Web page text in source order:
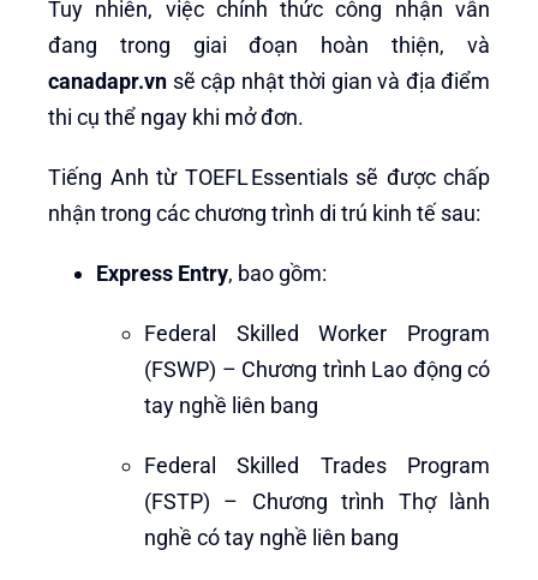
Tuy nhiên, việc chính thức công nhận vẫn
đang trong giai đoạn hoàn thiện, và
canadapr.vn sẽ cập nhật thời gian và địa điểm
thi cụ thể ngay khi mở đơn.
Tiếng Anh từ TOEFL Essentials sẽ được chấp
nhận trong các chương trình di trú kinh tế sau:
Express Entry, bao gồm:
Federal Skilled Worker Program
(FSWP) – Chương trình Lao động có
tay nghề liên bang
Federal Skilled Trades Program
(FSTP) – Chương trình Thợ lành
nghề có tay nghề liên bang